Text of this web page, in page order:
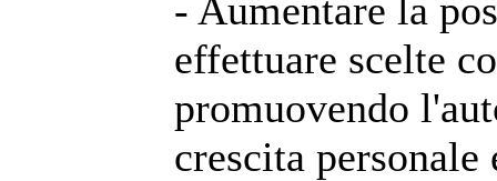
- Aumentare la
effettuare scelte
promuovendo
crescita